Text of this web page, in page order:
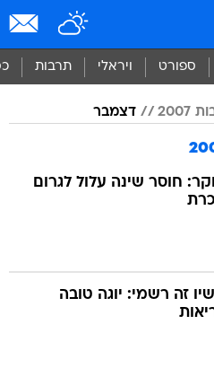
ספורט ויראלי תרבות
דצמבר
חוסר שינה עלול לגרום
זה רשמי: יוגה טובה